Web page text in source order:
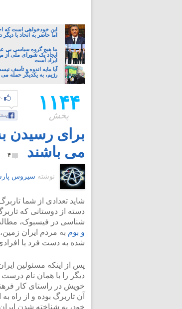
این خودخواهی است که
اما حاضر به اتحاد با
ما هیچ گروه سیاسی بی
ایجاد یک شورای ملی از
ایراد است
آیا مایه اندوه و تأسف
رژیم، به یکدیگر حمله می
۱۱۴۴
پخش
برای رسیدن
می باشند
۴
نوشته سیروس
شاید تعدادی از شما
دسته از دوستانی که
شناسی در فیسبوک،
و بوم به مردم ایران
شده به دست فرد یا
پس از اینکه مسئولین
دیگر را با همان نام
خویش در راستای کار
آن تاربرگ بوده و از راه
خود، به شناخته شدن